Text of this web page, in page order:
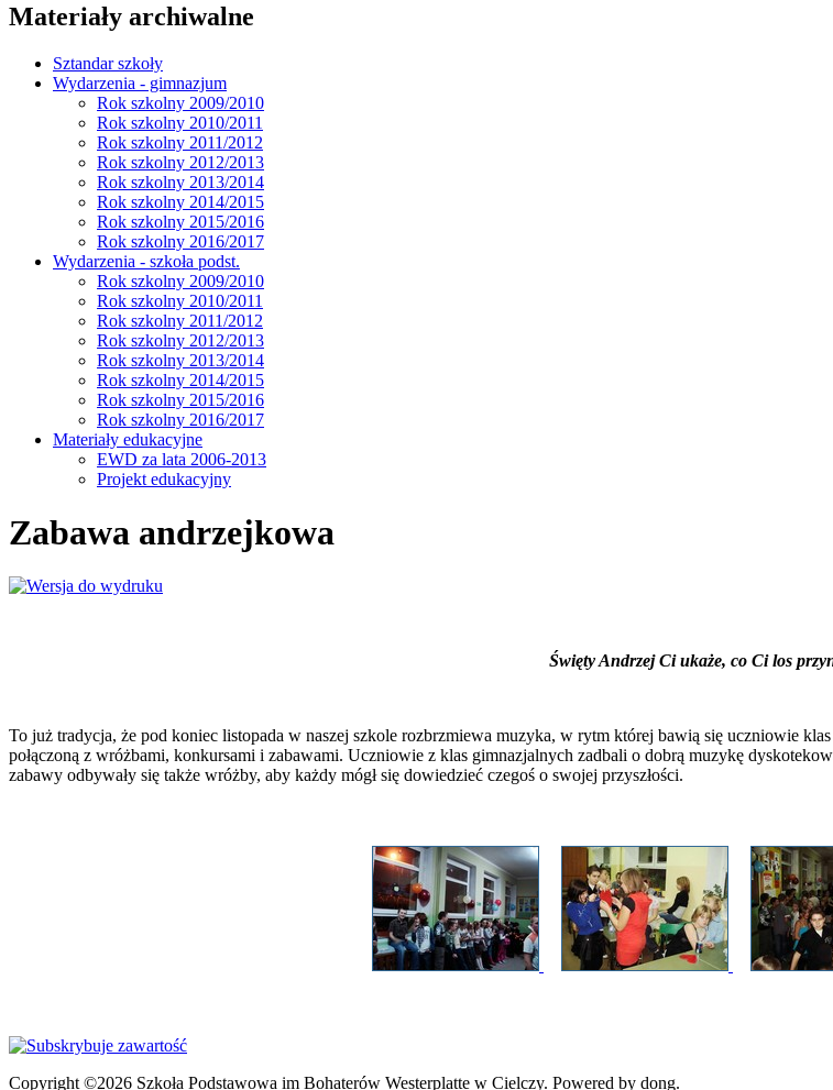
Materiały archiwalne
Sztandar szkoły
Wydarzenia - gimnazjum
Rok szkolny 2009/2010
Rok szkolny 2010/2011
Rok szkolny 2011/2012
Rok szkolny 2012/2013
Rok szkolny 2013/2014
Rok szkolny 2014/2015
Rok szkolny 2015/2016
Rok szkolny 2016/2017
Wydarzenia - szkoła podst.
Rok szkolny 2009/2010
Rok szkolny 2010/2011
Rok szkolny 2011/2012
Rok szkolny 2012/2013
Rok szkolny 2013/2014
Rok szkolny 2014/2015
Rok szkolny 2015/2016
Rok szkolny 2016/2017
Materiały edukacyjne
EWD za lata 2006-2013
Projekt edukacyjny
Zabawa andrzejkowa
Święty Andrzej Ci ukaże, co Ci los
To już tradycja, że pod koniec listopada w naszej szkole rozbrzmiewa muzyka, w rytm której bawią się uczniowie
połączoną z wróżbami, konkursami i zabawami. Uczniowie z klas gimnazjalnych zadbali o dobrą muzykę
zabawy odbywały się także wróżby, aby każdy mógł się dowiedzieć czegoś o swojej przyszłości.
Copyright ©2026 Szkoła Podstawowa im Bohaterów Westerplatte w Cielczy. Powered by dong.